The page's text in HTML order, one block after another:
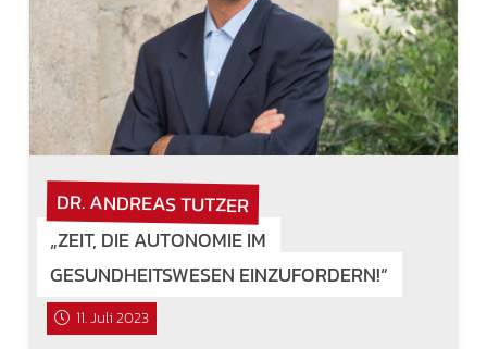
DR. ANDREAS TUTZER
„ZEIT, DIE AUTONOMIE IM
GESUNDHEITSWESEN EINZUFORDERN!“
11. Juli 2023